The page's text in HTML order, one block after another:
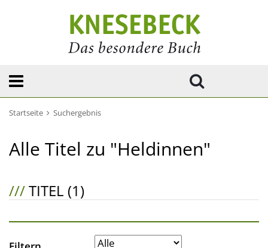
Startseite Suchergebnis
Alle Titel zu "Heldinnen"
///TITEL (1)